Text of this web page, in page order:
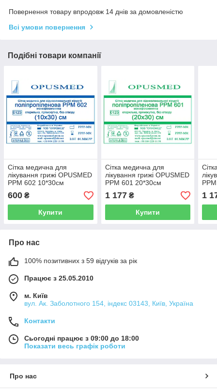
Повернення товару впродовж 14 днів за домовленістю
Всі умови повернення
Подібні товари компанії
Сітка медична для
лікування грижі OPUSMED
РРМ 602 10*30см
НАДМІЦНА (щільність
97грм/м2)
600 ₴
Купити
Сітка медична для
лікування грижі OPUSMED
РРМ 601 20*30см
НАДМІЦНА (щільність
100грм/м2)
1 177₴
Купити
РРМ
1
Про нас
100% позитивних з 59 відгуків за рік
Працює з 25.05.2010
м. Київ
вул. Ак. Заболотного 154, індекс 03143, Київ, Україна
Контакти
Сьогодні працює з 09:00 до 18:00
Показати весь графік роботи
Про нас